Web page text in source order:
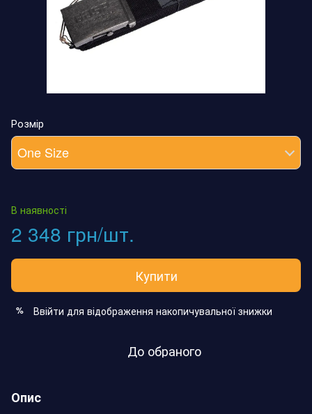
Розмір
One Size
В наявності
2 348 грн/шт.
Купити
% Ввійти для відображення накопичувальної знижки
До обраного
Опис